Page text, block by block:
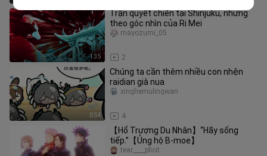
1:35
Trận quyết chiến tại Shinjuku, nhưng
theo góc nhìn của Ri Mei
2
mayozumi_05
0:54
Chúng ta cần thêm nhiều con nhện
raidian già nua
4
xinghemulingwan
【Hổ Trượng Du Nhân】“Hãy sống
tiếp.”【Ủng hộ B-moe】
tear____plicit